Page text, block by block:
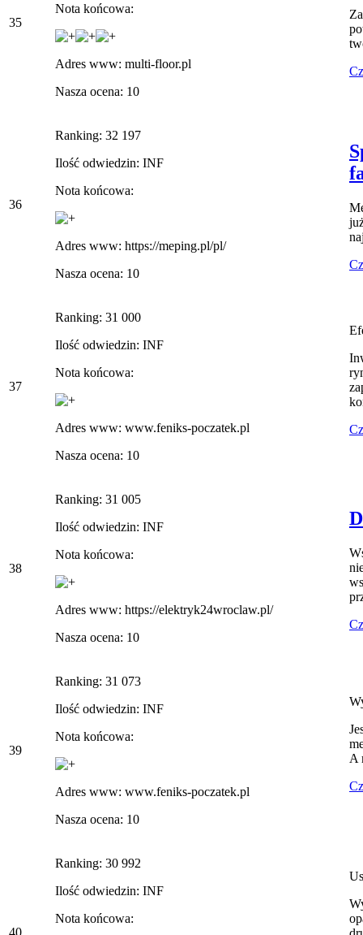
35
Nota końcowa:
Adres www: multi-floor.pl
Nasza ocena: 10
36
Ranking: 32 197
Ilość odwiedzin: INF
Nota końcowa:
Adres www: https://meping.pl/pl/
Nasza ocena: 10
37
Ranking: 31 000
Ilość odwiedzin: INF
Nota końcowa:
Adres www: www.feniks-poczatek.pl
Nasza ocena: 10
38
Ranking: 31 005
Ilość odwiedzin: INF
Nota końcowa:
Adres www: https://elektryk24wroclaw.pl/
Nasza ocena: 10
39
Ranking: 31 073
Ilość odwiedzin: INF
Nota końcowa:
Adres www: www.feniks-poczatek.pl
Nasza ocena: 10
A
40
Ranking: 30 992
Ilość odwiedzin: INF
Nota końcowa: